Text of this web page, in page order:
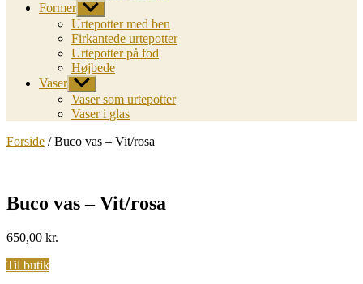
Former Vis
undermenu
Urtepotter med ben
Firkantede urtepotter
Urtepotter på fod
Højbede
Vaser Vis
undermenu
Vaser som urtepotter
Vaser i glas
Forside / Buco vas – Vit/rosa
Buco vas – Vit/rosa
650,00 kr.
Til butik